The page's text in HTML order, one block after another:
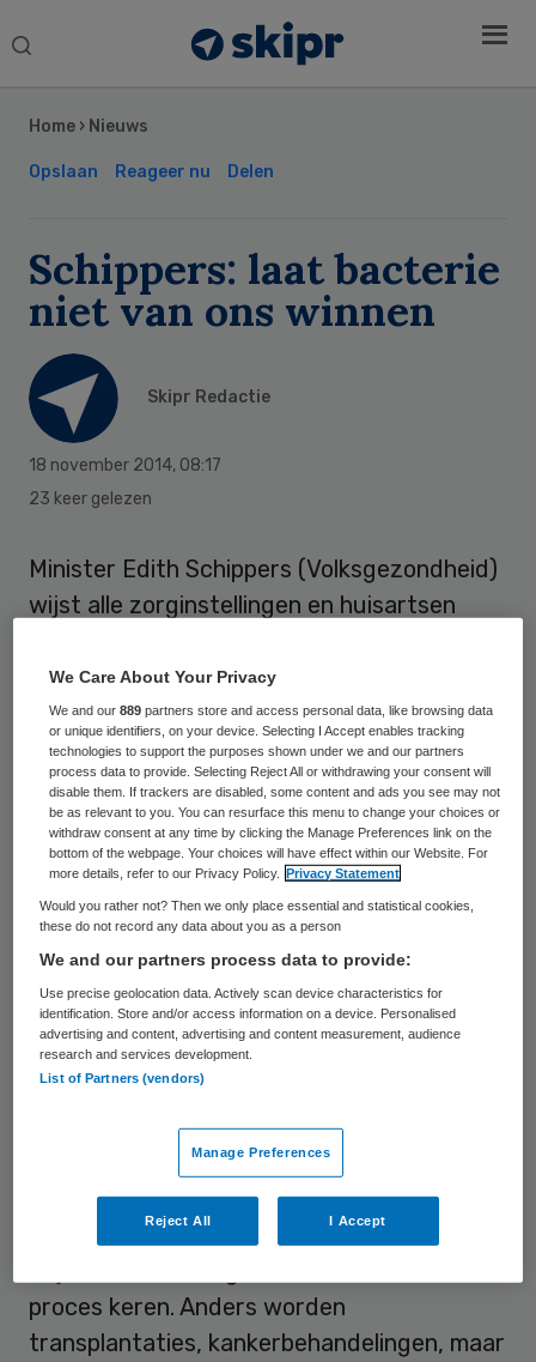
Search
Home › Nieuws
Opslaan Reageer nu Delen
Schippers: laat bacterie
niet van ons winnen
Skipr Redactie
18 november 2014, 08:17
23 keer gelezen
Minister Edith Schippers (Volksgezondheid)
wijst alle zorginstellingen en huisartsen
zijn voor de werking van antibiotica. Als dit
tij niet wordt gekeerd, worden nu nog
eenvoudig te genezen ziektes weer
levensgevaarlijk. Schippers: “Als we niet
opletten, winnen de bacteriën het van ons.”
De bewindsvrouwspoort aan tot het
voorkomen van infectiesdoor goede
hygiëne en roept op tot zinnig en zuinig
omspringen met antibiotica. Ook moeten
bacteriën actiever worden opgespoord.
Tevens moeten nieuwe antibiotica worden
Levensgevaarlijk
“Als antibiotica niet meer werken, lopen
proces keren. Anders worden
transplantaties, kankerbehandelingen, maar
Sidebar
We Care About Your Privacy
We and our889 partners store and access personal data, like browsing data
or unique identifiers, on your device. Selecting I Accept enables tracking
technologies to support the purposes shown under we and our partners
process data to provide. Selecting Reject All or withdrawing your consent will
disable them. If trackers are disabled, some content and ads you see may not
be as relevant to you. You can resurface this menu to change your choices or
withdraw consent at any time by clicking the Manage Preferences link on the
bottom of the webpage. Your choices will have effect within our Website. For
more details, refer to our Privacy Policy.
Privacy Statement
Would you rather not? Then we only place essential and statistical cookies,
these do not record any data about you as a person
We and our partners process data to provide:
Use precise geolocation data. Actively scan device characteristics for
identification. Store and/or access information on a device. Personalised
advertising and content, advertising and content measurement, audience
research and services development.
List of Partners (vendors)
Manage Preferences
Reject All I Accept